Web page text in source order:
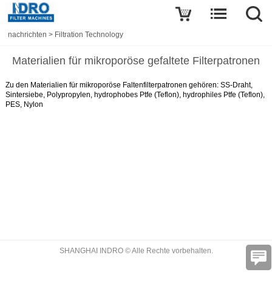
nachrichten > Filtration Technology
Materialien für mikroporöse gefaltete Filterpatronen
Zu den Materialien für mikroporöse Faltenfilterpatronen gehören: SS-Draht,
Sintersiebe, Polypropylen, hydrophobes Ptfe (Teflon), hydrophiles Ptfe (Teflon),
PES, Nylon
SHANGHAI INDRO © Alle Rechte vorbehalten.